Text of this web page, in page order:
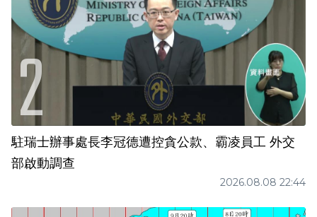
駐瑞士辦事處長李冠德遭控貪公款、霸凌員工 外交
部啟動調查
2026.08.08 22:44